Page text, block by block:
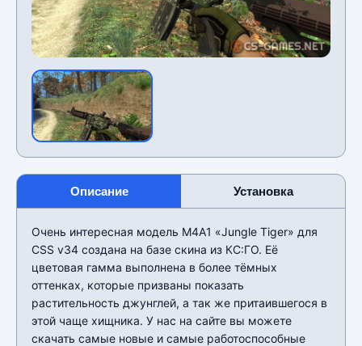
Описание Установка
Очень интересная модель M4A1 «Jungle Tiger» для
CSS v34 создана на базе скина из КС:ГО. Её
цветовая гамма выполнена в более тëмных
оттенках, которые призваны показать
растительность джунглей, а так же притаившегося в
этой чаще хищника. У нас на сайте вы можете
скачать самые новые и самые работоспособные